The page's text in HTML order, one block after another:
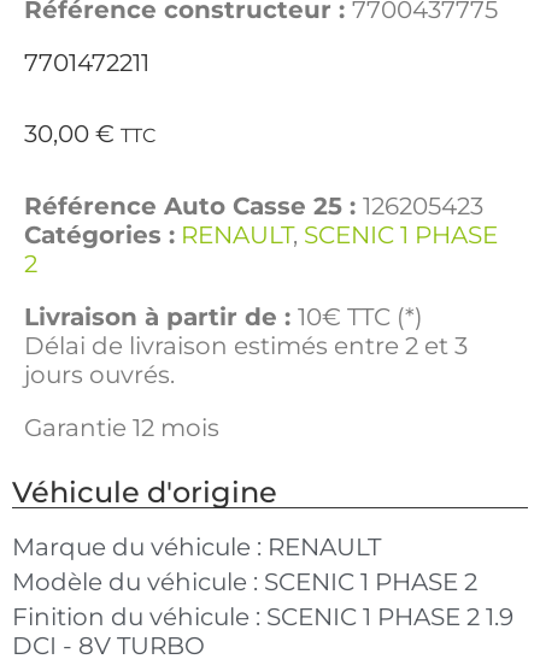
Référence constructeur : 7700437775
7701472211
30,00 € TTC
Référence Auto Casse 25 : 126205423
Catégories : RENAULT, SCENIC 1 PHASE
2
Livraison à partir de : 10€ TTC (*)
Délai de livraison estimés entre 2 et 3
jours ouvrés.
Garantie 12 mois
Véhicule d'origine
Marque du véhicule : RENAULT
Modèle du véhicule : SCENIC 1 PHASE 2
Finition du véhicule : SCENIC 1 PHASE 2 1.9
DCI - 8V TURBO